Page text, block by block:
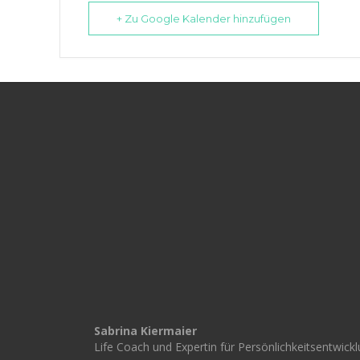
+ Zu Google Kalender hinzufügen
Sabrina Kiermaier
Life Coach und Expertin für